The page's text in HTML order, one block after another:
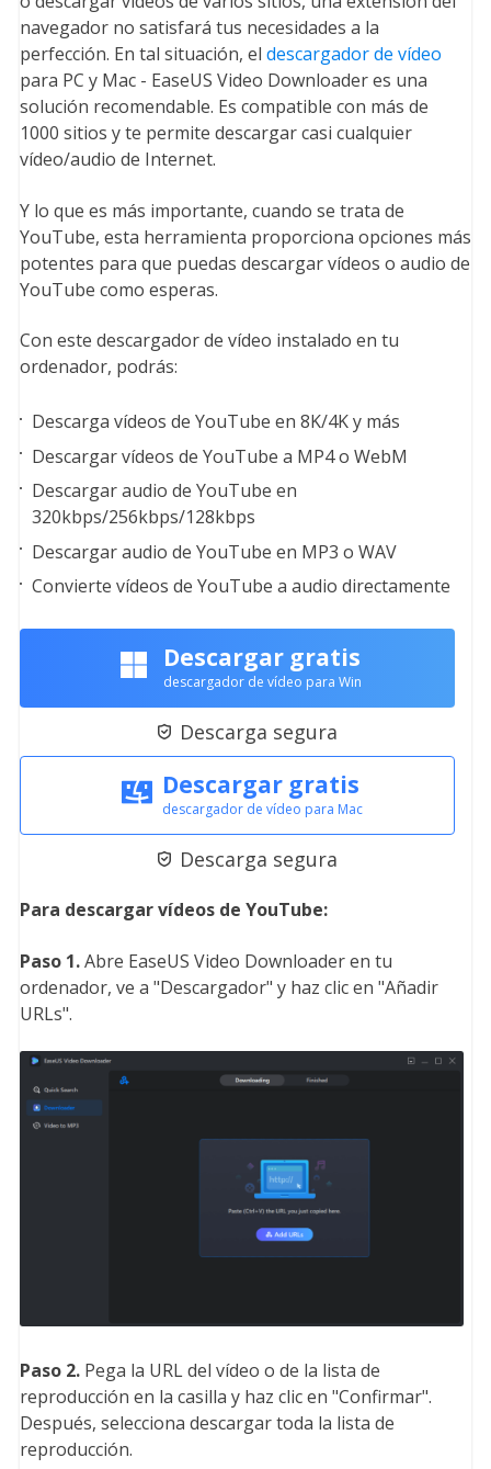
navegador no satisfará tus necesidades a la
perfección. En tal situación, el descargador de vídeo
para PC y Mac - EaseUS Video Downloader es una
solución recomendable. Es compatible con más de
1000 sitios y te permite descargar casi cualquier
vídeo/audio de Internet.
Y lo que es más importante, cuando se trata de
YouTube, esta herramienta proporciona opciones más
potentes para que puedas descargar vídeos o audio de
YouTube como esperas.
Con este descargador de vídeo instalado en tu
ordenador, podrás:
Descarga vídeos de YouTube en 8K/4K y más
Descargar vídeos de YouTube a MP4 o WebM
Descargar audio de YouTube en
320kbps/256kbps/128kbps
Descargar audio de YouTube en MP3 o WAV
Convierte vídeos de YouTube a audio directamente
Descargar gratis
descargador de vídeo para Win
 Descarga segura
Descargar gratis
descargador de vídeo para Mac
 Descarga segura
Para descargar vídeos de YouTube:
Paso 1.Abre EaseUS Video Downloader en tu
ordenador, ve a "Descargador" y haz clic en "Añadir
URLs".
Paso 2.Pega la URL del vídeo o de la lista de
reproducción en la casilla y haz clic en "Confirmar".
Después, selecciona descargar toda la lista de
reproducción.